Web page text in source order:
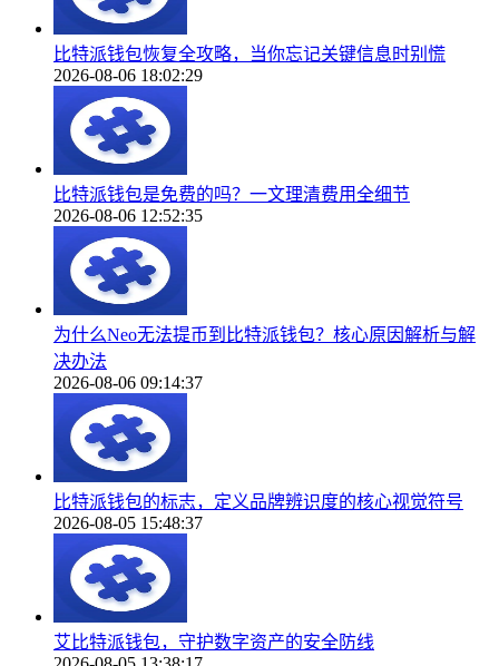
比特派钱包恢复全攻略，当你忘记关键信息时别慌
2026-08-06 18:02:29
比特派钱包是免费的吗？一文理清费用全细节
2026-08-06 12:52:35
为什么Neo无法提币到比特派钱包？核心原因解析与解
决办法
2026-08-06 09:14:37
比特派钱包的标志，定义品牌辨识度的核心视觉符号
2026-08-05 15:48:37
艾比特派钱包，守护数字资产的安全防线